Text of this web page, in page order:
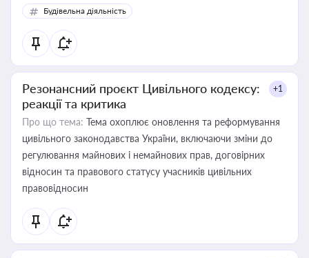
Будівельна діяльність
Резонансний проєкт Цивільного кодексу:
реакції та критика
+1
Про що тема: Тема охоплює оновлення та реформування
цивільного законодавства України, включаючи зміни до
регулювання майнових і немайнових прав, договірних
відносин та правового статусу учасників цивільних
правовідносин